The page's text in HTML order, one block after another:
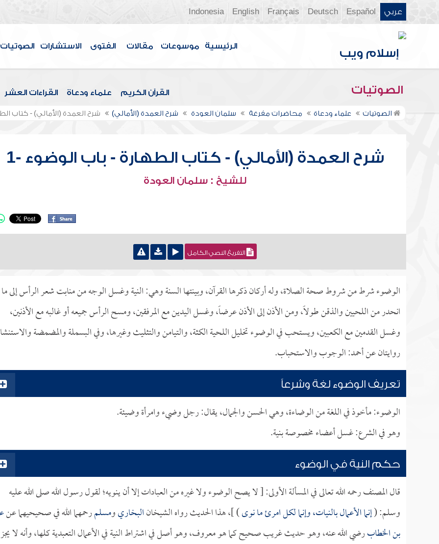
عربي Español
Deutsch
Français
English
Indonesia
الرئيسية موسوعات مقالات الفتوى الاستشارات الصوتيات
الصوتيات القرآن الكريم علماء ودعاة القراءات العشر
الصوتيات علماء ودعاة محاضرات مفرغة سلمان العودة شرح العمدة (الأمالي) شرح العمدة (الأمالي) - كتاب
شرح العمدة (الأمالي) - كتاب الطهارة - باب الوضوء -1
للشيخ : سلمان العودة
التفريغ النصي الكامل
الوضوء شرط من شروط صحة الصلاة، وله أركان ذكرها القرآن، وبينتها السنة وهي: النية وغسل الوجه من منابت شعر الرأس إلى ما
انحدر من اللحيين والذقن طولاً، ومن الأذن إلى الأذن عرضاً، وغسل اليدين مع المرفقين، ومسح الرأس جميعه أو غالبه مع الأذنين،
وغسل القدمين مع الكعبين، ويستحب في الوضوء تخليل اللحية الكثة، والتيامن والتثليث وغيرها، وفي البسملة والمضمضة
روايتان عن أحمد: الوجوب والاستحباب.
تعريف الوضوء لغة وشرعاً
الوضوء: مأخوذ في اللغة من الوضاءة، وهي الحسن والجمال، يقال: رجل وضيء وامرأة وضيئة.
وهو في الشرع: غسل أعضاء مخصوصة بنية.
حكم النية في الوضوء
قال المصنف رحمه الله تعالى في المسألة الأولى: [ لا يصح الوضوء ولا غيره من العبادات إلا أن ينويه؛ لقول رسول الله صلى الله عليه
وسلم: (إنما الأعمال بالنيات، وإنما لكل امرئ ما نوى) ]، هذا الحديث رواه الشيخانالبخاريومسلمرحمهما الله في صحيحيهما عن
بن الخطابرضي الله عنه، وهو حديث غريب صحيح كما هو معروف، وهو أصل في اشتراط النية في الأعمال التعبدية كلها، وأنه لا